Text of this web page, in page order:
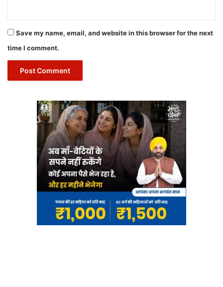
Save my name, email, and website in this browser for the next
time I comment.